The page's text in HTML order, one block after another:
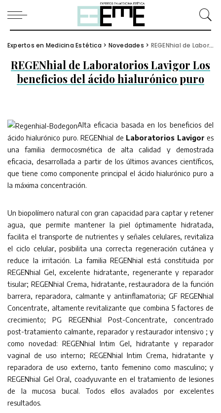
Expertos en Medicina Estética > Novedades > REGENhial de Laboratorios Lavigor Los beneficios del ácido hialurónico puro
REGENhial de Laboratorios Lavigor Los
beneficios del ácido hialurónico puro
Alta eficacia basada en los beneficios del
ácido hialurónico puro. REGENhial de Laboratorios Lavigor es
una familia dermocosmética de alta calidad y demostrada
eficacia, desarrollada a partir de los últimos avances científicos,
que tiene como componente principal el ácido hialurónico puro a
la máxima concentración.
Un biopolímero natural con gran capacidad para captar y retener
agua, que permite mantener la piel óptimamente hidratada,
facilita el transporte de nutrientes y señales celulares, revitaliza
el ciclo celular, posibilita una correcta regeneración cutánea y
reduce la irritación. La familia REGENhial está constituida por
REGENhial Gel, excelente hidratante, regenerante y reparador
tisular; REGENhial Crema, hidratante, restauradora de la función
barrera, reparadora, calmante y antiinflamatoria; GF REGENhial
Concentrate, altamente revitalizante que combina 5 factores de
crecimiento; PG REGENhial Post-Concentrate, concentrado
post-tratamiento calmante, reparador y restaurador intensivo ; y
como novedad: REGENhial Intim Gel, hidratante y reparador
vaginal de uso interno; REGENhial Intim Crema, hidratante y
reparadora de uso externo, tanto femenino como masculino; y
REGENhial Gel Oral, coadyuvante en el tratamiento de lesiones
de la mucosa bucal. Todos ellos avalados por excelentes
resultados.